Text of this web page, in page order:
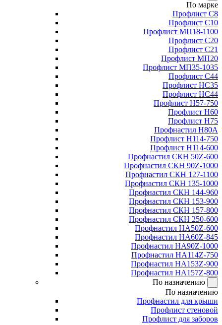
По марке
Профлист С8
Профлист С10
Профлист МП18-1100
Профлист С20
Профлист С21
Профлист МП20
Профлист МП35-1035
Профлист С44
Профлист НС35
Профлист НС44
Профлист Н57-750
Профлист Н60
Профлист Н75
Профнастил Н80А
Профлист Н114-750
Профлист Н114-600
Профнастил СКН 50Z-600
Профнастил СКН 90Z-1000
Профнастил СКН 127-1100
Профнастил СКН 135-1000
Профнастил СКН 144-960
Профнастил СКН 153-900
Профнастил СКН 157-800
Профнастил СКН 250-600
Профнастил НА50Z-600
Профнастил НА60Z-845
Профнастил НА90Z-1000
Профнастил НА114Z-750
Профнастил НА153Z-900
Профнастил НА157Z-800
По назначению
По назначению
Профнастил для крыши
Профлист стеновой
Профлист для заборов